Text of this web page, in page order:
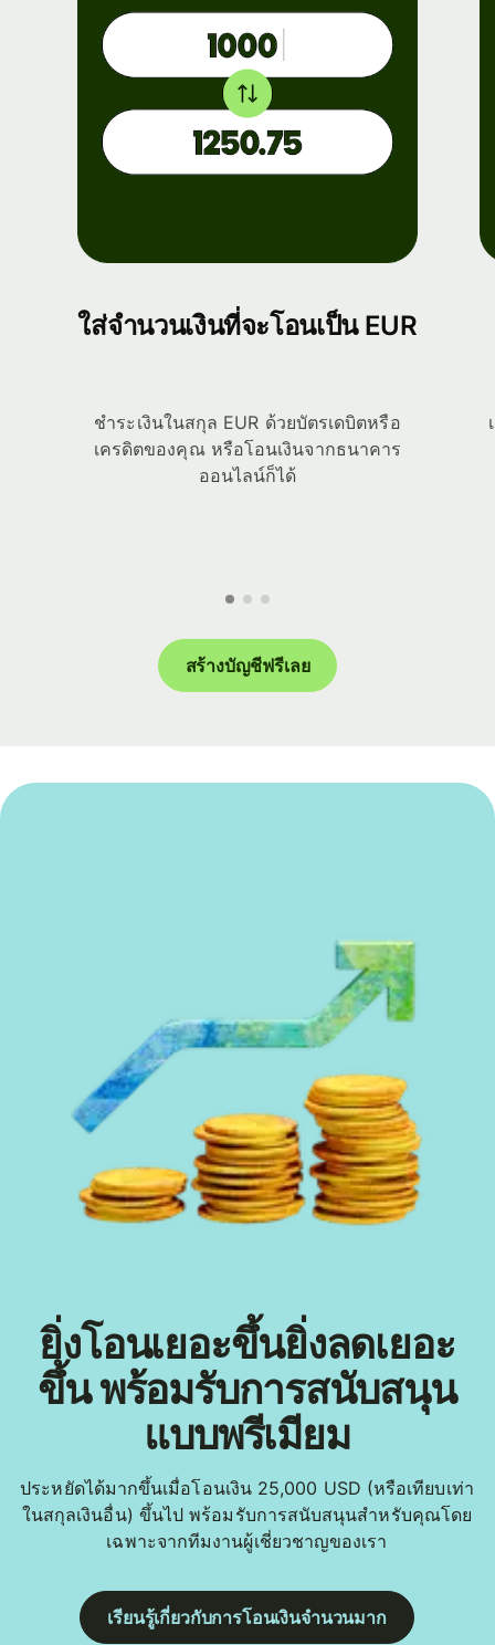
ใส่จำนวนเงินที่จะโอนเป็น EUR
ชำระเงินในสกุล EUR ด้วยบัตรเดบิตหรือ
เครดิตของคุณ หรือโอนเงินจากธนาคาร
ออนไลน์ก็ได้
สร้างบัญชีฟรีเลย
ยิ่งโอนเยอะขึ้นยิ่งลดเยอะ
ขึ้น พร้อมรับการสนับสนุน
แบบพรีเมียม
ประหยัดได้มากขึ้นเมื่อโอนเงิน 25,000 USD (หรือเทียบเท่า
ในสกุลเงินอื่น) ขึ้นไป พร้อมรับการสนับสนุนสำหรับคุณโดย
เฉพาะจากทีมงานผู้เชี่ยวชาญของเรา
เรียนรู้เกี่ยวกับการโอนเงินจำนวนมาก